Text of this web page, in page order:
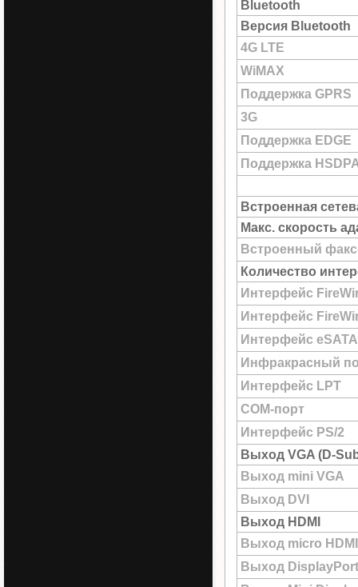
Bluetooth
Версия Bluetooth
4G LTE
WiMAX
Поддержка GPRS
3G
Поддержка EDGE
Поддержка
Встроенная
Макс. скорость
Встроенный
Количество
Интерфейс
Интерфейс
Интерфейс eSATA
Инфракрасный
Интерфейс LPT
COM-порт
Интерфейс PS/2
Выход VGA (D-
Выход mini VGA
Выход DVI
Выход HDMI
Выход micro HDMI
Выход DisplayPort